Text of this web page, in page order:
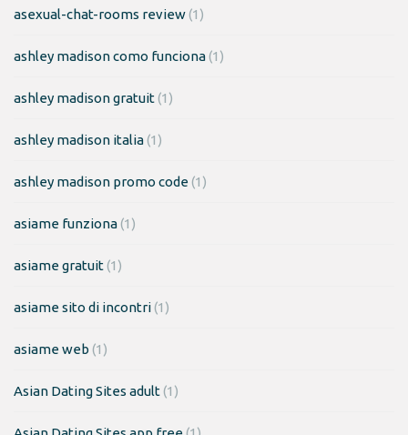
asexual-chat-rooms review(1)
ashley madison como funciona(1)
ashley madison gratuit(1)
ashley madison italia(1)
ashley madison promo code(1)
asiame funziona(1)
asiame gratuit(1)
asiame sito di incontri(1)
asiame web (1)
Asian Dating Sites adult(1)